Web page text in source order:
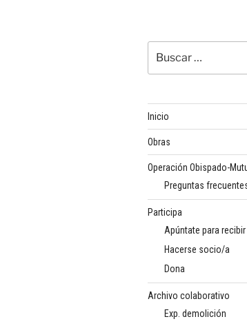
por:
Inicio
Obras
Operación Obispado-
Preguntas
Participa
Apúntate para
Hacerse socio/a
Dona
Archivo colaborativo
Exp. demolición